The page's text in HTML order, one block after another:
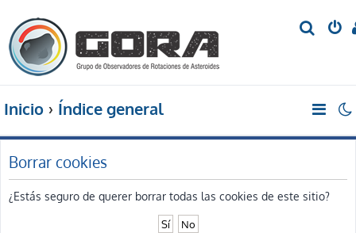
r
Inicio Índice general
Borrar cookies
¿Estás seguro de querer borrar todas las cookies de este sitio?